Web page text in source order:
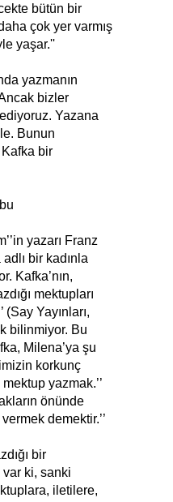
bütün bir
çok yer varmış
yaşar.''
yazmanın
bizler
Yazana
Bunun
bir
yazarı Franz
bir kadınla
Kafka’nın,
mektupları
(Say Yayınları,
bilinmiyor. Bu
Milena’ya şu
korkunç
mektup yazmak.’’
önünde
demektir.’’
bir
ki, sanki
iletilere,